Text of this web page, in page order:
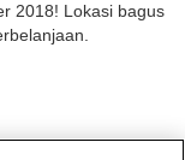
2018! Lokasi bagus